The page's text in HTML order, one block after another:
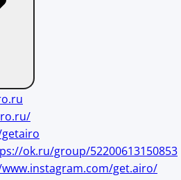
ok.ru/group/52200613150853
get.airo/